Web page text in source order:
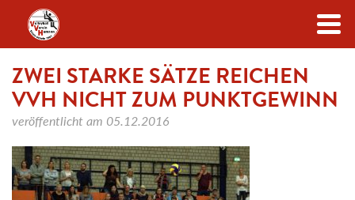
Zum Inhalt
ZWEI STARKE SÄTZE REICHEN
VVH NICHT ZUM PUNKTGEWINN
veröffentlicht am 05.12.2016